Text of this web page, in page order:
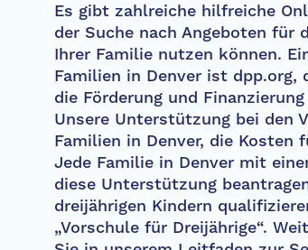
Es gibt zahlreiche hilfreiche
der Suche nach Angeboten für
Ihrer Familie nutzen können.
Familien in Denver ist dpp.org,
die Förderung und
Unsere Unterstützung bei den
Familien in Denver, die Kosten
Jede Familie in Denver mit
diese Unterstützung
dreijährigen Kindern
„Vorschule für Dreijährige“.